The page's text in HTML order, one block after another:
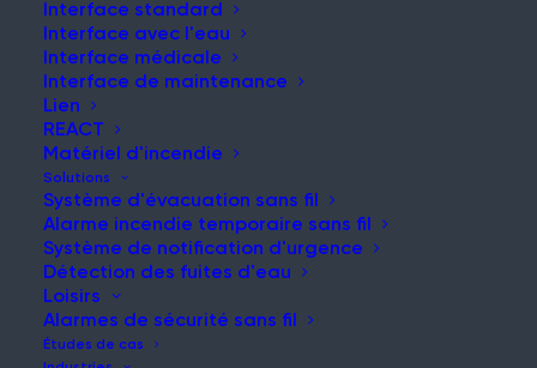
Interface standard
Interface avec l'eau
Interface médicale
Interface de maintenance
Lien
REACT
Matériel d'incendie
Solutions
Système d'évacuation sans fil
Alarme incendie temporaire sans fil
Système de notification d'urgence
Détection des fuites d'eau
Loisirs
Alarmes de sécurité sans fil
Études de cas
NOUVELLES ET MISES À JOUR
Restez informé de nos